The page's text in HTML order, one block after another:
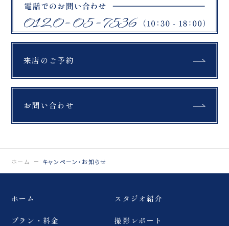
来店のご予約
お問い合わせ
ホーム キャンペーン・お知らせ
ホーム
プラン・料金
スタジオ紹介
撮影レポート